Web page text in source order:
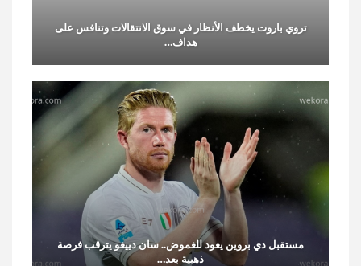
تروي باروت يخطف الأنظار في سوق الانتقالات وتنافس على
هداف…
مستقبل دي بروين يعود للغموض.. سان دييغو يترقب فرصة
ذهبية بعد…